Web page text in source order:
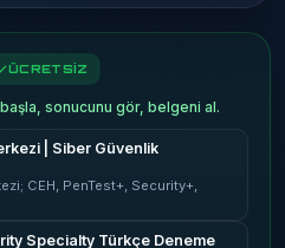
ÜCRETSİZ
sonucunu gör, belgeni al.
| Siber Güvenlik
CEH, PenTest+, Security+,
Specialty Türkçe Deneme